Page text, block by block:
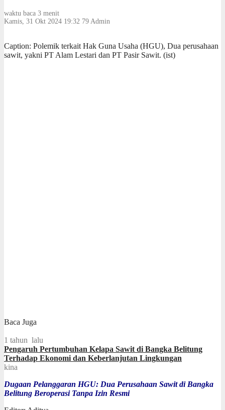
waktu baca 3 menit
Kamis, 31 Okt 2024 19:32 79 Admin
Caption: Polemik terkait Hak Guna Usaha (HGU), Dua perusahaan
sawit, yakni PT Alam Lestari dan PT Pasir Sawit. (ist)
Baca Juga
1 tahun lalu
Pengaruh Pertumbuhan Kelapa Sawit di Bangka Belitung
Terhadap Ekonomi dan Keberlanjutan Lingkungan
kina
Dugaan Pelanggaran HGU: Dua Perusahaan Sawit di Bangka
Belitung Beroperasi Tanpa Izin Resmi